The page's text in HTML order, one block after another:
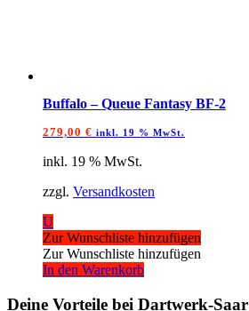
Buffalo – Queue Fantasy BF-2
279,00 € inkl. 19 % MwSt.
inkl. 19 % MwSt.
zzgl. Versandkosten
U
Zur Wunschliste hinzufügen
Zur Wunschliste hinzufügen
In den Warenkorb
Deine Vorteile bei Dartwerk-Saar